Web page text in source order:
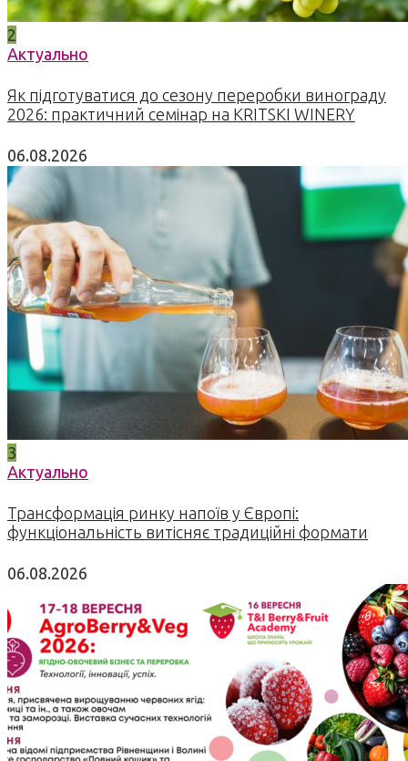
2
Актуально
Як підготуватися до сезону переробки винограду
2026: практичний семінар на KRITSKI WINERY
06.08.2026
3
Актуально
Трансформація ринку напоїв у Європі:
функціональність витісняє традиційні формати
06.08.2026